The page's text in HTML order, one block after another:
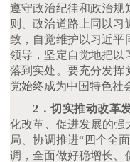
遵守政治纪律和政治规
则、政治道路上同以习
致，自觉维护以习近平
领导，坚定自觉地把以
落到实处。要充分发挥
党始终成为中国特色社
2．切实推动改革
化改革、促进发展的强
局、协调推进“四个全
调，全面做好稳增长、